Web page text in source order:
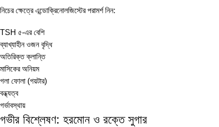
নিচের ক্ষেত্রে এন্ডোক্রিনোলজিস্টের পরামর্শ নিন:
TSH ৫-এর বেশি
ব্যাখ্যাহীন ওজন বৃদ্ধি
অতিরিক্ত ক্লান্তি
মাসিকের অনিয়ম
গলা ফোলা (গয়টার)
বন্ধ্যত্ব
গর্ভাবস্থায়
গভীর বিশ্লেষণ: হরমোন ও রক্তে সুগার